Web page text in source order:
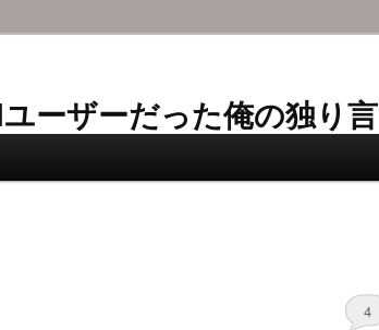
ーザーだった俺の独り言
4